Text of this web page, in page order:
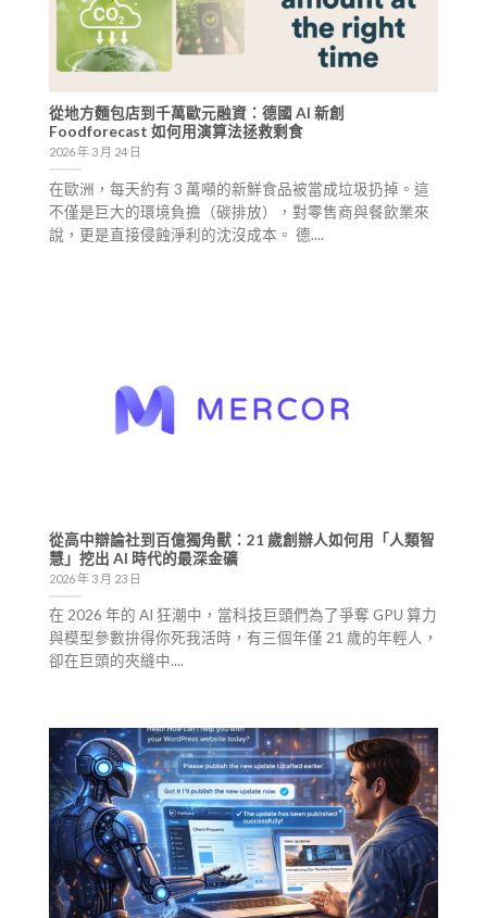
從地方麵包店到千萬歐元融資：德國 AI 新創
Foodforecast 如何用演算法拯救剩食
2026 年 3 月 24 日
在歐洲，每天約有 3 萬噸的新鮮食品被當成垃圾扔掉。這
不僅是巨大的環境負擔（碳排放），對零售商與餐飲業來
說，更是直接侵蝕淨利的沈沒成本。 德....
從高中辯論社到百億獨角獸：21 歲創辦人如何用「人類智
慧」挖出 AI 時代的最深金礦
2026 年 3 月 23 日
在 2026 年的 AI 狂潮中，當科技巨頭們為了爭奪 GPU 算力
與模型參數拚得你死我活時，有三個年僅 21 歲的年輕人，
卻在巨頭的夾縫中....